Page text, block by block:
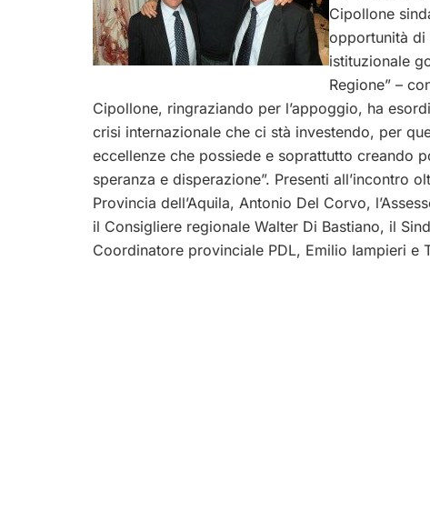
Cipollone
opportunità di
istituzionale
Regione” –
Cipollone, ringraziando per l’appoggio, ha
crisi internazionale che ci stà investendo, per
eccellenze che possiede e soprattutto creando
speranza e disperazione”. Presenti all’incontro
Provincia dell’Aquila, Antonio Del Corvo,
il Consigliere regionale Walter Di Bastiano, il
Coordinatore provinciale PDL, Emilio Iampieri e